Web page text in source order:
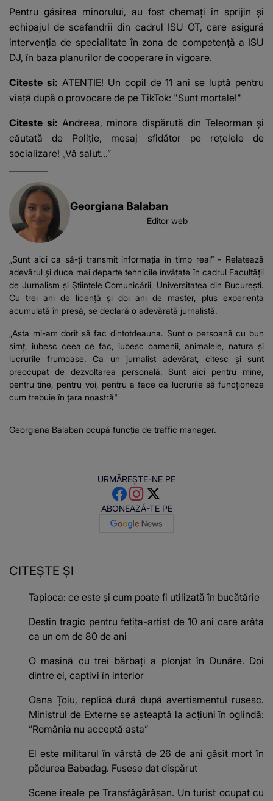
Pentru găsirea minorului, au fost chemați în sprijin și
echipajul de scafandrii din cadrul ISU OT, care asigură
intervenția de specialitate în zona de competență a ISU
DJ, în baza planurilor de cooperare în vigoare.
Citeste si: ATENȚIE! Un copil de 11 ani se luptă pentru
viață după o provocare de pe TikTok: "Sunt mortale!"
Citeste si: Andreea, minora dispărută din Teleorman și
căutată de Poliție, mesaj sfidător pe rețelele de
socializare! „Vă salut...”
Georgiana Balaban
Editor web
„Sunt aici ca să-ți transmit informația în timp real” - Relatează
adevărul și duce mai departe tehnicile învățate în cadrul Facultății
de Jurnalism și Științele Comunicării, Universitatea din București.
Cu trei ani de licență și doi ani de master, plus experiența
acumulată în presă, se declară o adevărată jurnalistă.
„Asta mi-am dorit să fac dintotdeauna. Sunt o persoană cu bun
simț, iubesc ceea ce fac, iubesc oamenii, animalele, natura și
lucrurile frumoase. Ca un jurnalist adevărat, citesc și sunt
preocupat de dezvoltarea personală. Sunt aici pentru mine,
pentru tine, pentru voi, pentru a face ca lucrurile să funcționeze
cum trebuie în țara noastră"
Georgiana Balaban ocupă funcția de traffic manager.
URMĂREȘTE-NE PE
ABONEAZĂ-TE PE
CITEȘTE ȘI
Tapioca: ce este și cum poate fi utilizată în bucătărie
Destin tragic pentru fetița-artist de 10 ani care arăta
ca un om de 80 de ani
O mașină cu trei bărbați a plonjat în Dunăre. Doi
dintre ei, captivi în interior
Oana Țoiu, replică dură după avertismentul rusesc.
Ministrul de Externe se așteaptă la acțiuni în oglindă:
”România nu acceptă asta”
El este militarul în vârstă de 26 de ani găsit mort în
pădurea Babadag. Fusese dat dispărut
Scene ireale pe Transfăgărășan. Un turist ocupat cu